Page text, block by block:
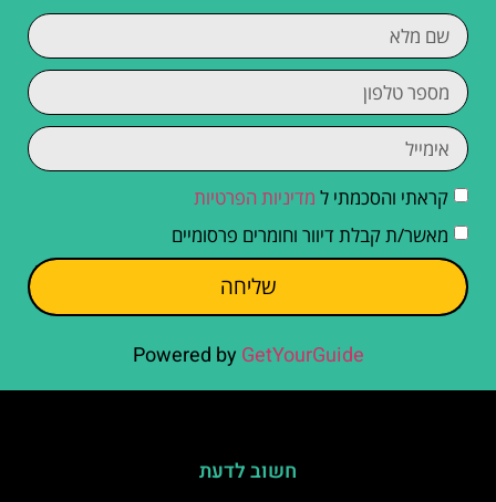
קראתי והסכמתי ל מדיניות הפרטיות
מאשר/ת קבלת דיוור וחומרים פרסומיים
שליחה
Powered by GetYourGuide
חשוב לדעת